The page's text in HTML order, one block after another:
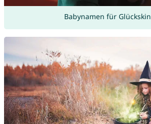
Babynamen für